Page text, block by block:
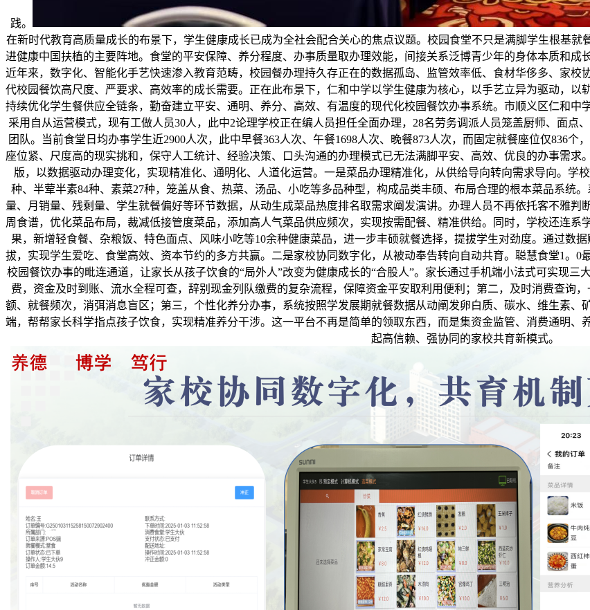
践。
在新时代教育高质量成长的布景下，学生健康成长已成为全社会配合关心的焦点议题。校园食堂不只是满脚学生根基
进健康中国扶植的主要阵地。食堂的平安保障、养分程度、办事质量取办理效能，间接关系泛博青少年的身体本质和成
近年来，数字化、智能化手艺快速渗入教育范畴，校园餐办理持久存正在的数据孤岛、监管效率低、食材华侈多、家
代校园餐饮高尺度、严要求、高效率的成长需要。正在此布景下，仁和中学以学生健康为核心，以手艺立异为驱动，以
持续优化学生餐供应全链条，勤奋建立平安、通明、养分、高效、有温度的现代化校园餐饮办事系统。市顺义区仁和中
采用自从运营模式，现有工做人员30人，此中2论理学校正在编人员担任全面办理，28名劳务调派人员笼盖厨师、面
团队。当前食堂日均办事学生近2900人次，此中早餐363人次、午餐1698人次、晚餐873人次，而固定就餐座位仅836个
座位紧、尺度高的现实挑和，保守人工统计、经验决策、口头沟通的办理模式已无法满脚平安、高效、优良的办事需
版，以数据驱动办理变化，实现精准化、通明化、人道化运营。一是菜品办理精准化，从供给导向转向需求导向。学
种、半荤半素84种、素菜27种，笼盖从食、热菜、汤品、小吃等多品种型，构成品类丰硕、布局合理的根本菜品系统
量、月销量、残剩量、学生就餐偏好等环节数据，从动生成菜品热度排名取需求阐发演讲。办理人员不再依托客不雅
周食谱，优化菜品布局，裁减低接管度菜品，添加高人气菜品供应频次，实现按需配餐、精准供给。同时，学校还连
果，新增轻食餐、杂粮饭、特色面点、风味小吃等10余种健康菜品，进一步丰硕就餐选择，提拔学生对劲度。通过数
拔，实现学生爱吃、食堂高效、资本节约的多方共赢。二是家校协同数字化，从被动奉告转向自动共育。聪慧食堂1。
校园餐饮办事的毗连通道，让家长从孩子饮食的“局外人”改变为健康成长的“合股人”。家长通过手机端小法式可实现
费，资金及时到账、流水全程可查，辞别现金列队缴费的复杂流程，保障资金平安取利用便利；第二，及时消费查询
额、就餐频次，消弭消息盲区；第三，个性化养分办事，系统按照学发展期就餐数据从动阐发卵白质、碳水、维生素
端，帮帮家长科学指点孩子饮食，实现精准养分干涉。这一平台不再是简单的领取东西，而是集资金监管、消费通明
起高信赖、强协同的家校共育新模式。